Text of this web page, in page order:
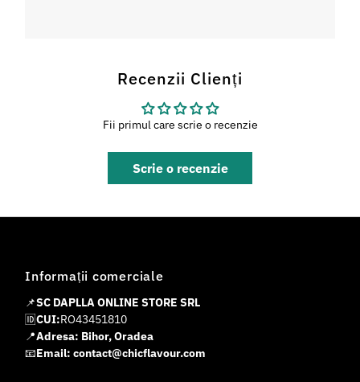
Recenzii Clienți
Fii primul care scrie o recenzie
Scrie o recenzie
Informații comerciale
📌SC DAPLLA ONLINE STORE SRL
🆔CUI:RO43451810
📍Adresa: Bihor, Oradea
📧Email: contact@chicflavour.com